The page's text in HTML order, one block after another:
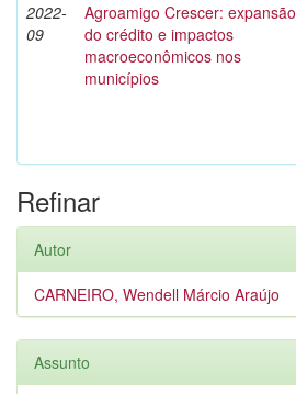
2022-
09
Agroamigo Crescer: expansão
do crédito e impactos
macroeconômicos nos
municípios
Refinar
Autor
CARNEIRO, Wendell Márcio Araújo
Assunto